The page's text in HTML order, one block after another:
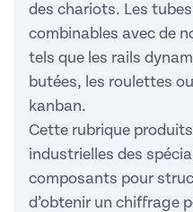
des chariots. Les
combinables avec de
tels que les rails
butées, les roulettes
kanban.
Cette rubrique
industrielles des
composants pour
d’obtenir un chiffrage